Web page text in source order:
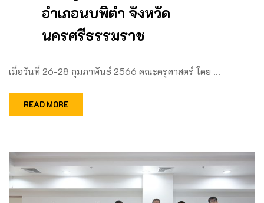
อำเภอนบพิตำ จังหวัด
นครศรีธรรมราช
เมื่อวันที่ 26-28 กุมภาพันธ์ 2566 คณะครุศาสตร์ โดย …
READ MORE